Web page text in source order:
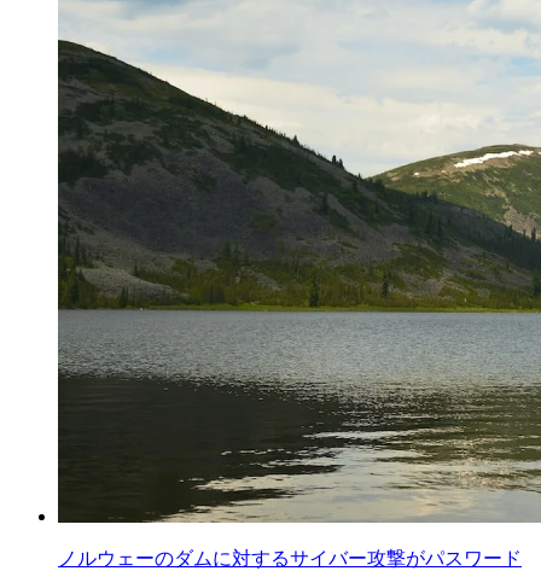
ノルウェーのダムに対するサイバー攻撃がパスワード